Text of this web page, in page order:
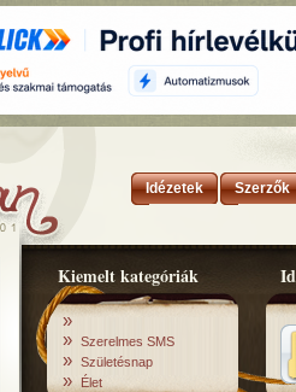
Idézetek Szerzők
Kiemelt kategóriák
»
» Szerelmes SMS
» Születésnap
» Élet